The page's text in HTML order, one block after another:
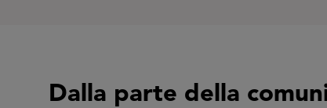
Dalla parte della